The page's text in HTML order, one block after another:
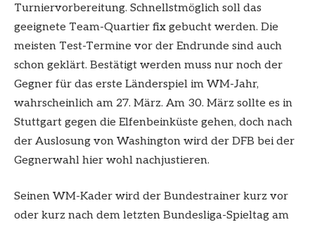
Turniervorbereitung. Schnellstmöglich soll das
geeignete Team-Quartier fix gebucht werden. Die
meisten Test-Termine vor der Endrunde sind auch
schon geklärt. Bestätigt werden muss nur noch der
Gegner für das erste Länderspiel im WM-Jahr,
wahrscheinlich am 27. März. Am 30. März sollte es in
Stuttgart gegen die Elfenbeinküste gehen, doch nach
der Auslosung von Washington wird der DFB bei der
Gegnerwahl hier wohl nachjustieren.
Seinen WM-Kader wird der Bundestrainer kurz vor
oder kurz nach dem letzten Bundesliga-Spieltag am